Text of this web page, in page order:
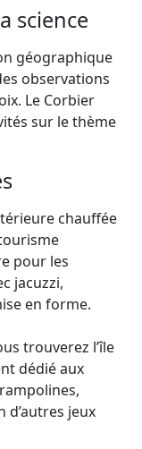
science
géographique
observations
Le Corbier
sur le thème
chauffée
pour les
jacuzzi,
en forme.
trouverez l’île
dédié aux
d’autres jeux